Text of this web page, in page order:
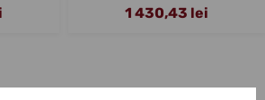
1 430,43 lei